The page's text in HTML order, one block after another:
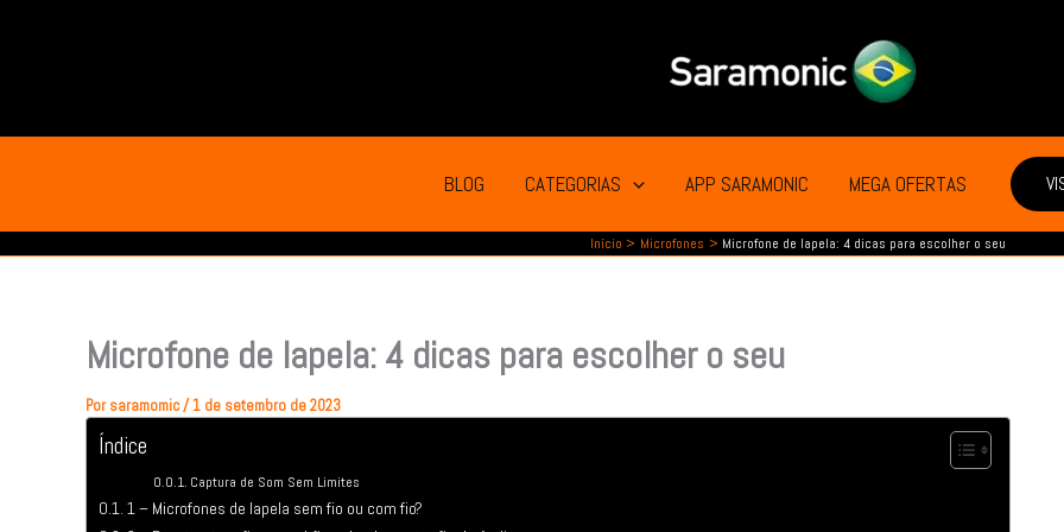
BLOG CATEGORIAS APP SARAMONIC MEGA OFERTAS
Início Microfones Microfone de lapela: 4 dicas para escolher o seu
Microfone de lapela: 4 dicas para escolher o seu
Porsaramomic/1 de setembro de 2023
Índice
Captura de Som Sem Limites
1 – Microfones de lapela sem fio ou com fio?